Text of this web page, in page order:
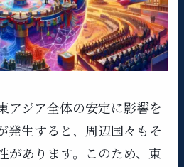
アジア全体の安定に影響を
発生すると、周辺国々もそ
があります。このため、東